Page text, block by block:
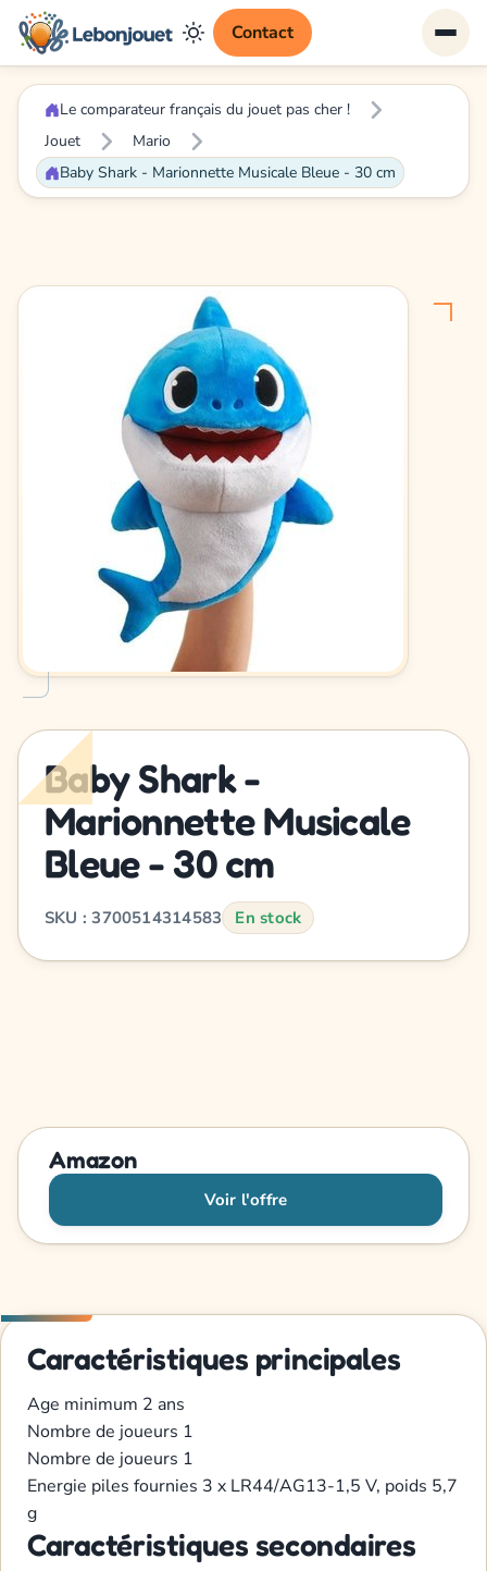
Contact
Le comparateur français du jouet pas cher !
Jouet
Mario
Baby Shark - Marionnette Musicale Bleue - 30 cm
Baby Shark -
Marionnette Musicale
Bleue - 30 cm
SKU : 3700514314583 En stock
Amazon
Voir l'offre
Caractéristiques principales
Age minimum 2 ans
Nombre de joueurs 1
Nombre de joueurs 1
Energie piles fournies 3 x LR44/AG13-1,5 V, poids 5,7
g
Caractéristiques secondaires